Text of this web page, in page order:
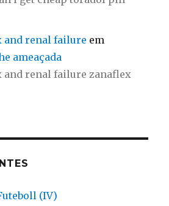
and renal failure em
ameaçada
and renal failure zanaflex
(IV)